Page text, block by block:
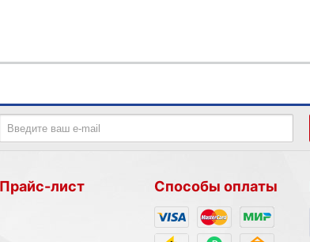
Прайс-лист Способы оплаты